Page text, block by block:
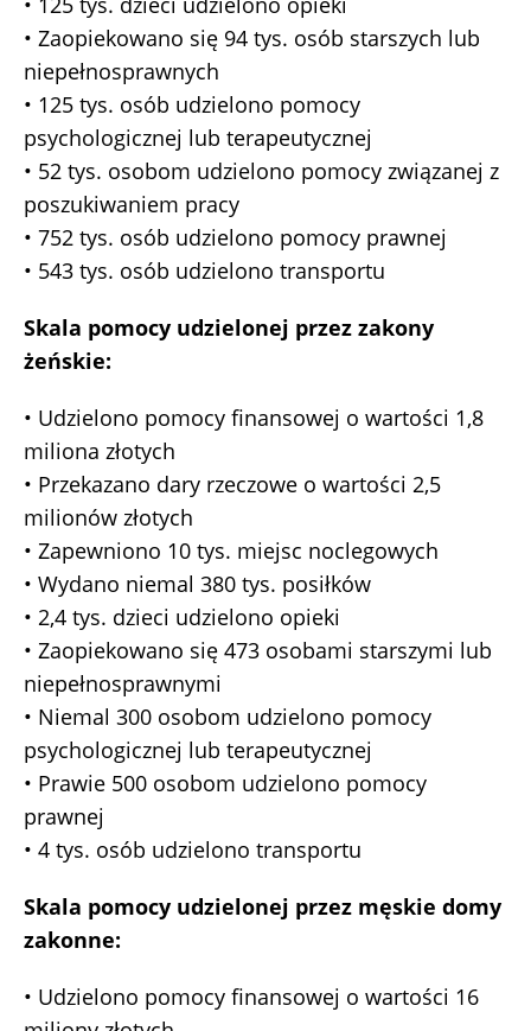
• Zaopiekowano się 94 tys. osób starszych lub
niepełnosprawnych
• 125 tys. osób udzielono pomocy
psychologicznej lub terapeutycznej
• 52 tys. osobom udzielono pomocy związanej z
poszukiwaniem pracy
• 752 tys. osób udzielono pomocy prawnej
• 543 tys. osób udzielono transportu
Skala pomocy udzielonej przez zakony
żeńskie:
• Udzielono pomocy finansowej o wartości 1,8
miliona złotych
• Przekazano dary rzeczowe o wartości 2,5
milionów złotych
• Zapewniono 10 tys. miejsc noclegowych
• Wydano niemal 380 tys. posiłków
• 2,4 tys. dzieci udzielono opieki
• Zaopiekowano się 473 osobami starszymi lub
niepełnosprawnymi
• Niemal 300 osobom udzielono pomocy
psychologicznej lub terapeutycznej
• Prawie 500 osobom udzielono pomocy
prawnej
• 4 tys. osób udzielono transportu
Skala pomocy udzielonej przez męskie domy
zakonne:
• Udzielono pomocy finansowej o wartości 16